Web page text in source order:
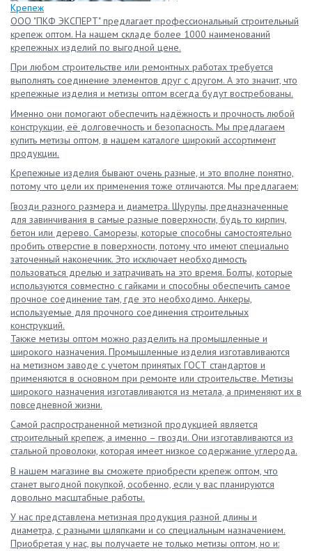
Крепеж
ООО "ПКФ ЭКСПЕРТ" предлагает профессиональный строительный
крепеж оптом. На нашем складе более 1000 наименований
крепежных изделий по выгодной цене.
При любом строительстве или ремонтных работах требуется
выполнять соединение элементов друг с другом. А это значит, что
крепежные изделия и метизы оптом всегда будут востребованы.
Именно они помогают обеспечить надёжность и прочность любой
конструкции, её долговечность и безопасность. Мы предлагаем
купить метизы оптом, в нашем каталоге широкий ассортимент
продукции.
Крепежные изделия бывают очень разные, и это вполне понятно,
потому что цели их применения тоже отличаются. Мы предлагаем:
Гвозди разного размера и диаметра. Шурупы, предназначенные
для завинчивания в самые разные поверхности, будь то кирпич,
бетон или дерево. Саморезы, которые способны самостоятельно
пробить отверстие в поверхности, потому что имеют специально
заточенный наконечник. Это исключает необходимость
пользоваться дрелью и затрачивать на это время. Болты, которые
используются совместно с гайками и способны обеспечить самое
прочное соединение там, где это необходимо. Анкеры,
используемые для прочного соединения строительных
конструкций.
Также метизы оптом можно разделить на промышленные и
широкого назначения. Промышленные изделия изготавливаются
на метизном заводе с учетом принятых ГОСТ стандартов и
применяются в основном при ремонте или строительстве. Метизы
широкого назначения изготавливаются из метала, а применяют их в
повседневной жизни.
Самой распространенной метизной продукцией является
строительный крепеж, а именно – гвозди. Они изготавливаются из
стальной проволоки, которая имеет низкое содержание углерода.
В нашем магазине вы сможете приобрести крепеж оптом, что
станет выгодной покупкой, особенно, если у вас планируются
довольно масштабные работы.
У нас представлена метизная продукция разной длины и
диаметра, с разными шляпками и со специальным назначением.
Приобретая у нас, вы получаете не только метизы оптом, но и: